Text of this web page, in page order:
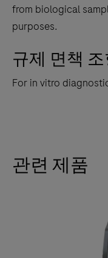
from biological
purposes.
규제 면책
For in vitro
관련 제품